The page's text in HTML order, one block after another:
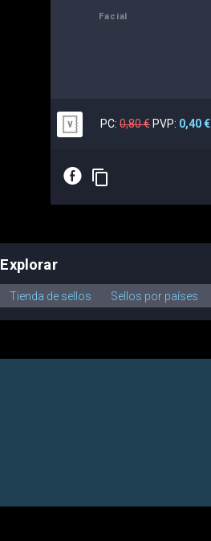
Facial
PC: 0,80 € PVP: 0,40 €
E content_copy
Explorar
Tienda de sellos Sellos por países